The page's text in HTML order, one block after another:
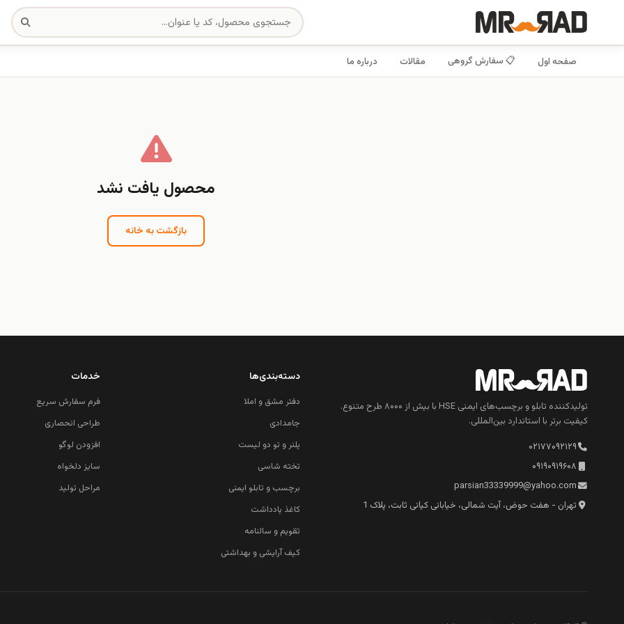
صفحه اول 📋 سفارش گروهی مقالات درباره ما
محصول یافت نشد
بازگشت به خانه
تولیدکننده تابلو و برچسب‌های ایمنی HSE با بیش از ۸۰۰۰ طرح متنوع.
کیفیت برتر با استاندارد بین‌المللی.
۰۲۱۷۷۰۹۲۱۲۹
۰۹۱۹۰۹۱۹۶۰۸
parsian33339999@yahoo.com
تهران - هفت حوض، آیت شمالی، خیابانی کیانی ثابت، پلاک 1
دسته‌بندی‌ها
دفتر مشق و املا
جامدادی
پلنر و تو دو لیست
تخته شاسی
برچسب و تابلو ایمنی
کاغذ یادداشت
تقویم و سالنامه
کیف آرایشی و بهداشتی
خدمات
فرم سفارش سریع
طراحی انحصاری
افزودن لوگو
سایز دلخواه
مراحل تولید